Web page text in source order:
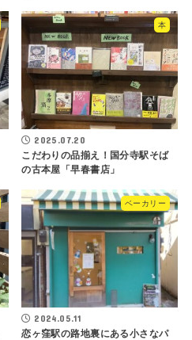
本
2025.07.20
こだわりの品揃え！国分寺駅そば
の古本屋「早春書店」
ベーカリー
2024.05.11
恋ヶ窪駅の路地裏にある小さなパ